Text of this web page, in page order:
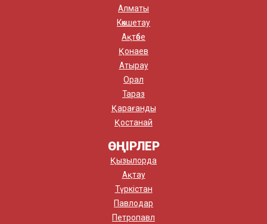
Алматы
Көкшетау
Ақтөбе
Қонаев
Атырау
Орал
Тараз
Қарағанды
Қостанай
ӨҢІРЛЕР
Қызылорда
Ақтау
Түркістан
Павлодар
Петропавл